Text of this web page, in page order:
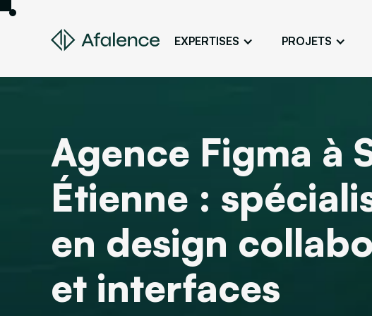
EXPERTISES PROJETS
SEO
Son site en premier sur Google
Agence Figma à
Étienne :
en design
et interfaces